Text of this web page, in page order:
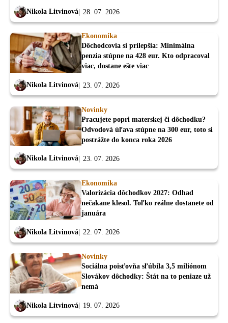
Nikola Litvinová 28. 07. 2026
Ekonomika
Dôchodcovia si prilepšia: Minimálna
penzia stúpne na 428 eur. Kto odpracoval
viac, dostane ešte viac
Nikola Litvinová 23. 07. 2026
Novinky
Pracujete popri materskej či dôchodku?
Odvodová úľava stúpne na 300 eur, toto si
postrážte do konca roka 2026
Nikola Litvinová 23. 07. 2026
Ekonomika
Valorizácia dôchodkov 2027: Odhad
nečakane klesol. Toľko reálne dostanete od
januára
Nikola Litvinová 22. 07. 2026
Novinky
Sociálna poisťovňa sľúbila 3,5 miliónom
Slovákov dôchodky: Štát na to peniaze už
nemá
Nikola Litvinová 19. 07. 2026